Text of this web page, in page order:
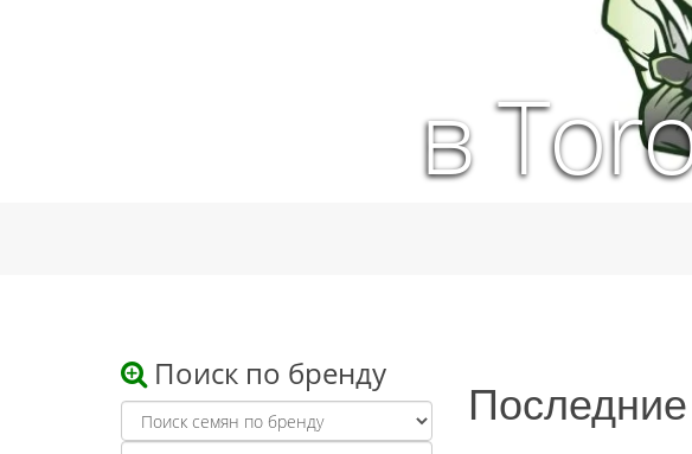
в
Поиск по бренду